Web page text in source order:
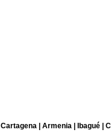
Cartagena | Armenia | Ibagué |